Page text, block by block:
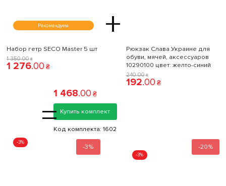
Рекомендуем +
Набор гетр SECO Master 5 шт
1 350.00 ₴
1 276.00 ₴
Рюкзак Слава Украине для
обуви, мячей, аксессуаров
10290100 цвет: желто-синий
240.00 ₴
192.00 ₴
=
1 468.00 ₴
Купить комплект
Код комплекта: 1602
-3%
-3%
-20%
-3%